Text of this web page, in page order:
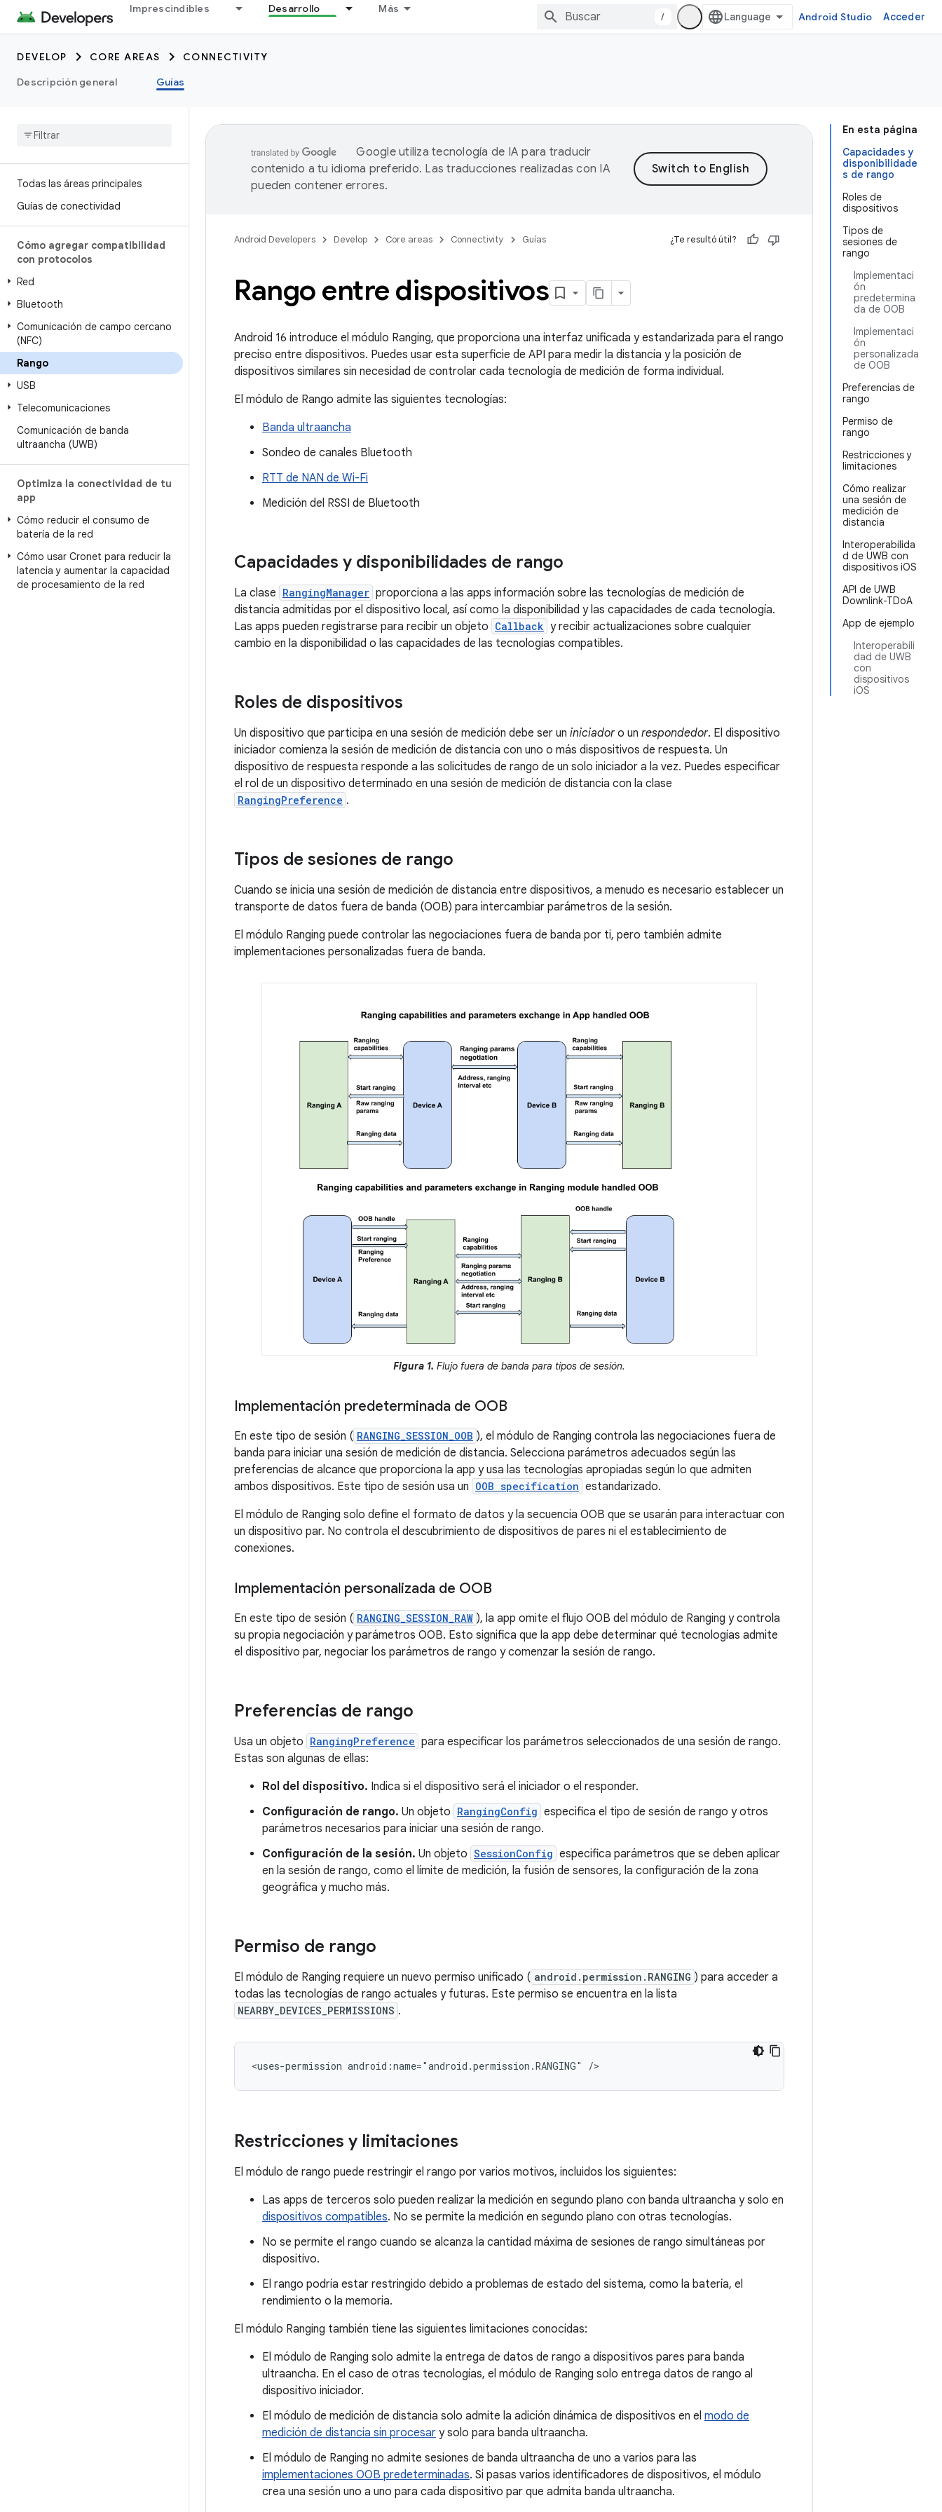
Imprescindibles Desarrollo Más
/ Android Studio Acceder
DEVELOP CORE AREAS
CONNECTIVITY
Descripción general
Guías
Todas las áreas principales
Guías de conectividad
Cómo agregar compatibilidad
con protocolos
Red
Bluetooth
Comunicación de campo cercano
(NFC)
Rango
USB
Telecomunicaciones
Comunicación de banda
ultraancha (UWB)
Optimiza la conectividad de tu
app
Cómo reducir el consumo de
batería de la red
Cómo usar Cronet para reducir la
latencia y aumentar la capacidad
de procesamiento de la red
En esta página
Capacidades y
disponibilidade
s de rango
Roles de
dispositivos
Tipos de
sesiones de
rango
Implementaci
ón
predetermina
da de OOB
Implementaci
ón
personalizada
de OOB
Preferencias de
rango
Permiso de
rango
Restricciones y
limitaciones
Cómo realizar
una sesión de
medición de
distancia
Interoperabilida
d de UWB con
dispositivos iOS
API de UWB
Downlink-TDoA
App de ejemplo
Interoperabili
dad de UWB
con
dispositivos
iOS
Google utiliza tecnología de IA para traducir
contenido a tu idioma preferido. Las traducciones realizadas con IA
pueden contener errores.
Android Developers Develop Core areas Connectivity Guías ¿Te resultó útil?
Rango entre dispositivos
Android 16 introduce el módulo Ranging, que proporciona una interfaz unificada y estandarizada para el rango
preciso entre dispositivos. Puedes usar esta superficie de API para medir la distancia y la posición de
dispositivos similares sin necesidad de controlar cada tecnología de medición de forma individual.
El módulo de Rango admite las siguientes tecnologías:
Banda ultraancha
Sondeo de canales Bluetooth
RTT de NAN de Wi-Fi
Medición del RSSI de Bluetooth
Capacidades y disponibilidades de rango
La clase RangingManager proporciona a las apps información sobre las tecnologías de medición de
distancia admitidas por el dispositivo local, así como la disponibilidad y las capacidades de cada tecnología.
Las apps pueden registrarse para recibir un objeto Callback y recibir actualizaciones sobre cualquier
cambio en la disponibilidad o las capacidades de las tecnologías compatibles.
Roles de dispositivos
Un dispositivo que participa en una sesión de medición debe ser un iniciadoro un respondedor. El dispositivo
iniciador comienza la sesión de medición de distancia con uno o más dispositivos de respuesta. Un
dispositivo de respuesta responde a las solicitudes de rango de un solo iniciador a la vez. Puedes especificar
el rol de un dispositivo determinado en una sesión de medición de distancia con la clase
RangingPreference .
Tipos de sesiones de rango
Cuando se inicia una sesión de medición de distancia entre dispositivos, a menudo es necesario establecer un
transporte de datos fuera de banda (OOB) para intercambiar parámetros de la sesión.
El módulo Ranging puede controlar las negociaciones fuera de banda por ti, pero también admite
implementaciones personalizadas fuera de banda.
Figura 1. Flujo fuera de banda para tipos de sesión.
Implementación predeterminada de OOB
En este tipo de sesión ( RANGING_SESSION_OOB ), el módulo de Ranging controla las negociaciones fuera de
banda para iniciar una sesión de medición de distancia. Selecciona parámetros adecuados según las
preferencias de alcance que proporciona la app y usa las tecnologías apropiadas según lo que admiten
ambos dispositivos. Este tipo de sesión usa un OOB specification estandarizado.
El módulo de Ranging solo define el formato de datos y la secuencia OOB que se usarán para interactuar con
un dispositivo par. No controla el descubrimiento de dispositivos de pares ni el establecimiento de
conexiones.
Implementación personalizada de OOB
En este tipo de sesión ( RANGING_SESSION_RAW ), la app omite el flujo OOB del módulo de Ranging y controla
su propia negociación y parámetros OOB. Esto significa que la app debe determinar qué tecnologías admite
el dispositivo par, negociar los parámetros de rango y comenzar la sesión de rango.
Preferencias de rango
Usa un objeto RangingPreference para especificar los parámetros seleccionados de una sesión de rango.
Estas son algunas de ellas:
Rol del dispositivo. Indica si el dispositivo será el iniciador o el responder.
Configuración de rango. Un objeto RangingConfig especifica el tipo de sesión de rango y otros
parámetros necesarios para iniciar una sesión de rango.
Configuración de la sesión. Un objeto SessionConfig especifica parámetros que se deben aplicar
en la sesión de rango, como el límite de medición, la fusión de sensores, la configuración de la zona
geográfica y mucho más.
Permiso de rango
El módulo de Ranging requiere un nuevo permiso unificado ( android.permission.RANGING ) para acceder a
todas las tecnologías de rango actuales y futuras. Este permiso se encuentra en la lista
NEARBY_DEVICES_PERMISSIONS .
<uses-permission android:name="android.permission.RANGING"
Restricciones y limitaciones
El módulo de rango puede restringir el rango por varios motivos, incluidos los siguientes:
Las apps de terceros solo pueden realizar la medición en segundo plano con banda ultraancha y solo en
dispositivos compatibles. No se permite la medición en segundo plano con otras tecnologías.
No se permite el rango cuando se alcanza la cantidad máxima de sesiones de rango simultáneas por
dispositivo.
El rango podría estar restringido debido a problemas de estado del sistema, como la batería, el
rendimiento o la memoria.
El módulo Ranging también tiene las siguientes limitaciones conocidas:
El módulo de Ranging solo admite la entrega de datos de rango a dispositivos pares para banda
ultraancha. En el caso de otras tecnologías, el módulo de Ranging solo entrega datos de rango al
dispositivo iniciador.
El módulo de medición de distancia solo admite la adición dinámica de dispositivos en el modo de
medición de distancia sin procesar y solo para banda ultraancha.
El módulo de Ranging no admite sesiones de banda ultraancha de uno a varios para las
implementaciones OOB predeterminadas. Si pasas varios identificadores de dispositivos, el módulo
crea una sesión uno a uno para cada dispositivo par que admita banda ultraancha.